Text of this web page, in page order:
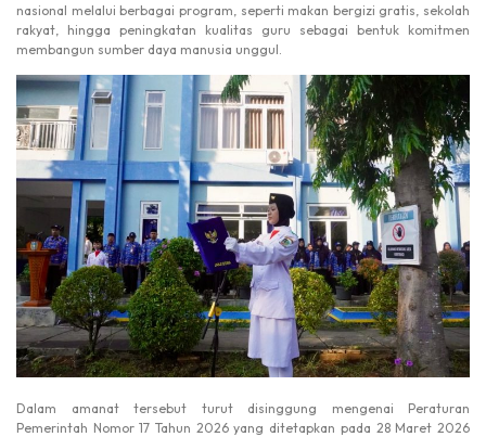
nasional melalui berbagai program, seperti makan bergizi gratis, sekolah
rakyat, hingga peningkatan kualitas guru sebagai bentuk komitmen
membangun sumber daya manusia unggul.
Dalam amanat tersebut turut disinggung mengenai Peraturan
Pemerintah Nomor 17 Tahun 2026 yang ditetapkan pada 28 Maret 2026